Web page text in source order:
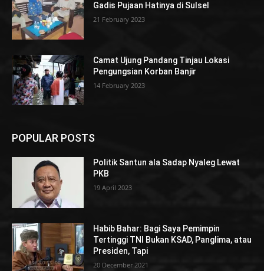
Gadis Pujaan Hatinya di Sulsel
21 February 2023
Camat Ujung Pandang Tinjau Lokasi
Pengungsian Korban Banjir
14 February 2023
POPULAR POSTS
Politik Santun ala Sadap Nyaleg Lewat
PKB
19 April 2023
Habib Bahar: Bagi Saya Pemimpin
Tertinggi TNI Bukan KSAD, Panglima, atau
Presiden, Tapi
20 December 2021